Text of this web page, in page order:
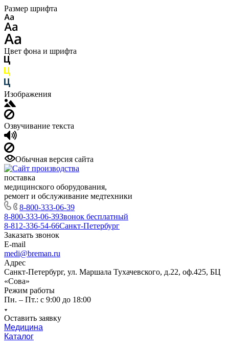
Размер шрифта
Цвет фона и шрифта
Изображения
Озвучивание текста
Обычная версия сайта
поставка
медицинского оборудования,
ремонт и обслуживание медтехники
8-800-333-06-39
8-800-333-06-39Звонок бесплатный
8-812-336-54-66Санкт-Петербург
Заказать звонок
E-mail
medi@breman.ru
Адрес
Санкт-Петербург, ул. Маршала Тухачевского, д.22, оф.425, БЦ
«Сова»
Режим работы
Пн. – Пт.: с 9:00 до 18:00
Оставить заявку
Медицина
Каталог